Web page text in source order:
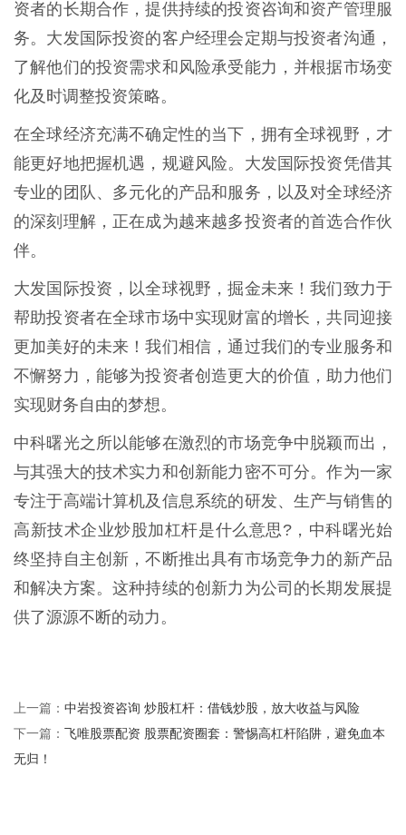
资者的长期合作，提供持续的投资咨询和资产管理服
务。大发国际投资的客户经理会定期与投资者沟通，
了解他们的投资需求和风险承受能力，并根据市场变
化及时调整投资策略。
在全球经济充满不确定性的当下，拥有全球视野，才
能更好地把握机遇，规避风险。大发国际投资凭借其
专业的团队、多元化的产品和服务，以及对全球经济
的深刻理解，正在成为越来越多投资者的首选合作伙
伴。
大发国际投资，以全球视野，掘金未来！我们致力于
帮助投资者在全球市场中实现财富的增长，共同迎接
更加美好的未来！我们相信，通过我们的专业服务和
不懈努力，能够为投资者创造更大的价值，助力他们
实现财务自由的梦想。
中科曙光之所以能够在激烈的市场竞争中脱颖而出，
与其强大的技术实力和创新能力密不可分。作为一家
专注于高端计算机及信息系统的研发、生产与销售的
高新技术企业炒股加杠杆是什么意思?，中科曙光始
终坚持自主创新，不断推出具有市场竞争力的新产品
和解决方案。这种持续的创新力为公司的长期发展提
供了源源不断的动力。
上一篇： 中岩投资咨询 炒股杠杆：借钱炒股，放大收益与风险
下一篇： 飞唯股票配资 股票配资圈套：警惕高杠杆陷阱，避免血本
无归！